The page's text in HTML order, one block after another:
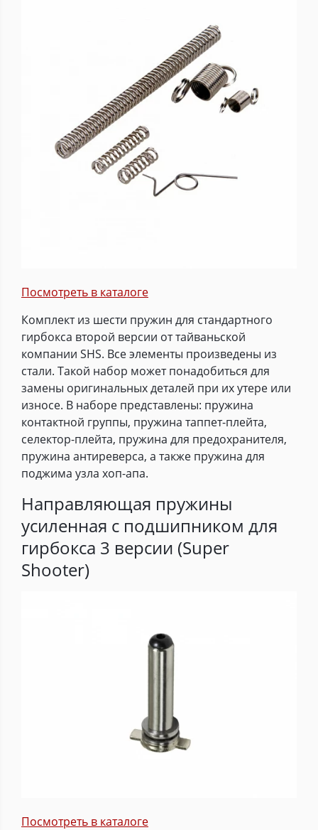
Посмотреть в каталоге
Комплект из шести пружин для стандартного
гирбокса второй версии от тайваньской
компании SHS. Все элементы произведены из
стали. Такой набор может понадобиться для
замены оригинальных деталей при их утере или
износе. В наборе представлены: пружина
контактной группы, пружина таппет-плейта,
селектор-плейта, пружина для предохранителя,
пружина антиреверса, а также пружина для
поджима узла хоп-апа.
Направляющая пружины
усиленная с подшипником для
гирбокса 3 версии (Super
Shooter)
Посмотреть в каталоге